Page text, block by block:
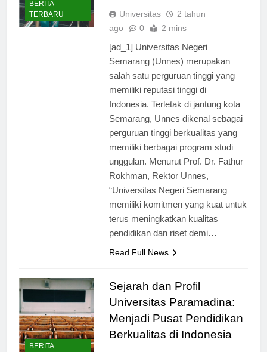
BERITA
TERBARU
Universitas
2 tahun
[ad_1] Universitas Negeri
Semarang (Unnes) merupakan
salah satu perguruan tinggi yang
memiliki reputasi tinggi di
Indonesia. Terletak di jantung kota
Semarang, Unnes dikenal sebagai
perguruan tinggi berkualitas yang
memiliki berbagai program studi
unggulan. Menurut Prof. Dr. Fathur
Rokhman, Rektor Unnes,
“Universitas Negeri Semarang
memiliki komitmen yang kuat untuk
terus meningkatkan kualitas
Sejarah dan Profil
Universitas Paramadina:
Menjadi Pusat Pendidikan